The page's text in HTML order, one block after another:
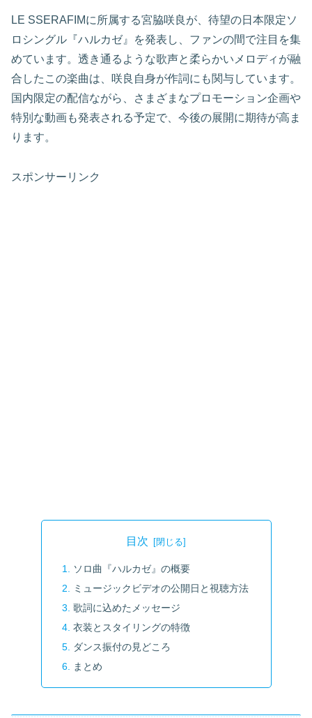
LE SSERAFIMに所属する宮脇咲良が、待望の日本限定ソ
ロシングル『ハルカゼ』を発表し、ファンの間で注目を集
めています。透き通るような歌声と柔らかいメロディが融
合したこの楽曲は、咲良自身が作詞にも関与しています。
国内限定の配信ながら、さまざまなプロモーション企画や
特別な動画も発表される予定で、今後の展開に期待が高ま
ります。
スポンサーリンク
目次
ソロ曲『ハルカゼ』の概要
ミュージックビデオの公開日と視聴方法
歌詞に込めたメッセージ
衣装とスタイリングの特徴
ダンス振付の見どころ
まとめ